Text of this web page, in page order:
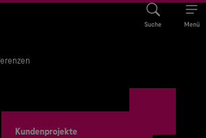
Suche Menü
Kundenprojekte